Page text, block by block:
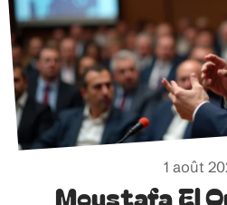
1 août
Moustafa El